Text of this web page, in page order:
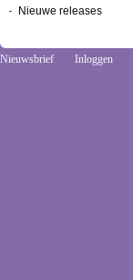
Nieuwe releases
Nieuwsbrief Inloggen